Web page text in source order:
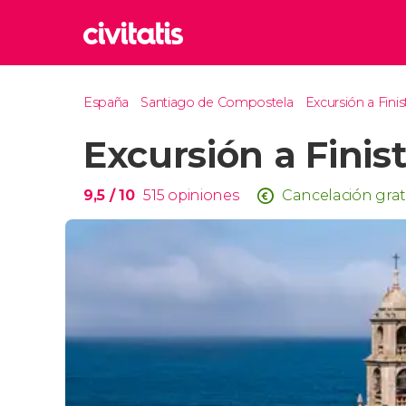
Roma
Italia
Reino
Turquía
España Santiago de Compostela Excursión a
Excursión a
9,5 / 10 515 opiniones Cancelación